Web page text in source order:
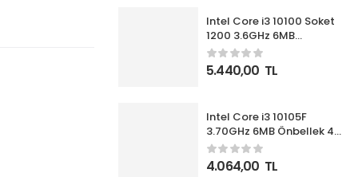
Intel Core i3 10100 Soket
1200 3.6GHz 6MB
Önbellek 4 Çekirdek 14nm
İşlemci Box UHD630 VGA
(Fanlı)
5.440,00 TL
Intel Core i3 10105F
3.70GHz 6MB Önbellek 4
Çekirdek 1200 14nm Box
İşlemci NOVGA (Fanlı)
4.064,00 TL